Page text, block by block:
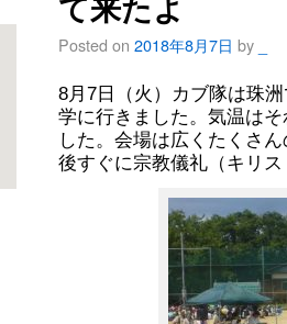
て来たよ
Posted on 2018年8月7日 by
8月7日（火）カブ隊は珠
学に行きました。気温は
した。会場は広くたくさ
後すぐに宗教儀礼（キリ